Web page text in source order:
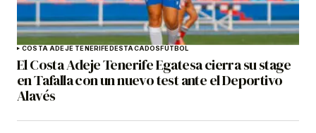
COSTA ADEJE TENERIFEDESTACADOSFÚTBOL
El Costa Adeje Tenerife Egatesa cierra su stage
en Tafalla con un nuevo test ante el Deportivo
Alavés